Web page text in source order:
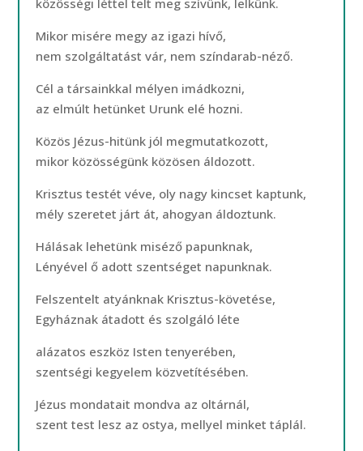
közösségi léttel telt meg szívünk, lelkünk.
Mikor misére megy az igazi hívő,
nem szolgáltatást vár, nem színdarab-néző.
Cél a társainkkal mélyen imádkozni,
az elmúlt hetünket Urunk elé hozni.
Közös Jézus-hitünk jól megmutatkozott,
mikor közösségünk közösen áldozott.
Krisztus testét véve, oly nagy kincset kaptunk,
mély szeretet járt át, ahogyan áldoztunk.
Hálásak lehetünk miséző papunknak,
Lényével ő adott szentséget napunknak.
Felszentelt atyánknak Krisztus-követése,
Egyháznak átadott és szolgáló léte
alázatos eszköz Isten tenyerében,
szentségi kegyelem közvetítésében.
Jézus mondatait mondva az oltárnál,
szent test lesz az ostya, mellyel minket táplál.